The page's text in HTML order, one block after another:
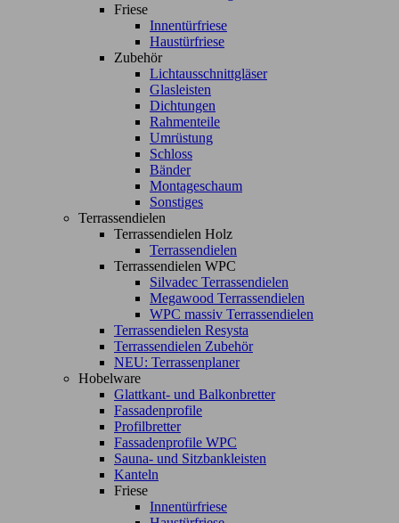
Friese
Innentürfriese
Haustürfriese
Zubehör
Lichtausschnittgläser
Glasleisten
Dichtungen
Rahmenteile
Umrüstung
Schloss
Bänder
Montageschaum
Sonstiges
Terrassendielen
Terrassendielen Holz
Terrassendielen
Terrassendielen WPC
Silvadec Terrassendielen
Megawood Terrassendielen
WPC massiv Terrassendielen
Terrassendielen Resysta
Terrassendielen Zubehör
NEU: Terrassenplaner
Hobelware
Glattkant- und Balkonbretter
Fassadenprofile
Profilbretter
Fassadenprofile WPC
Sauna- und Sitzbankleisten
Kanteln
Friese
Innentürfriese